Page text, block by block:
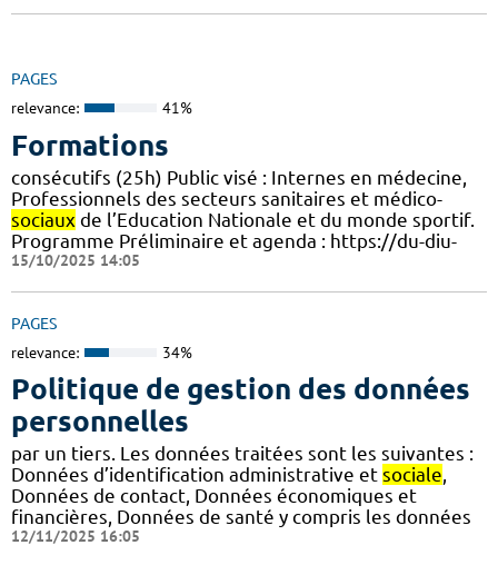
PAGES
relevance: 41%
Formations
consécutifs (25h) Public visé : Internes en médecine,
Professionnels des secteurs sanitaires et médico-
sociaux de l’Education Nationale et du monde sportif.
Programme Préliminaire et agenda : https://du-diu-
15/10/2025 14:05
PAGES
relevance: 34%
Politique de gestion des données
personnelles
par un tiers. Les données traitées sont les suivantes :
Données d’identification administrative et sociale,
Données de contact, Données économiques et
financières, Données de santé y compris les données
12/11/2025 16:05